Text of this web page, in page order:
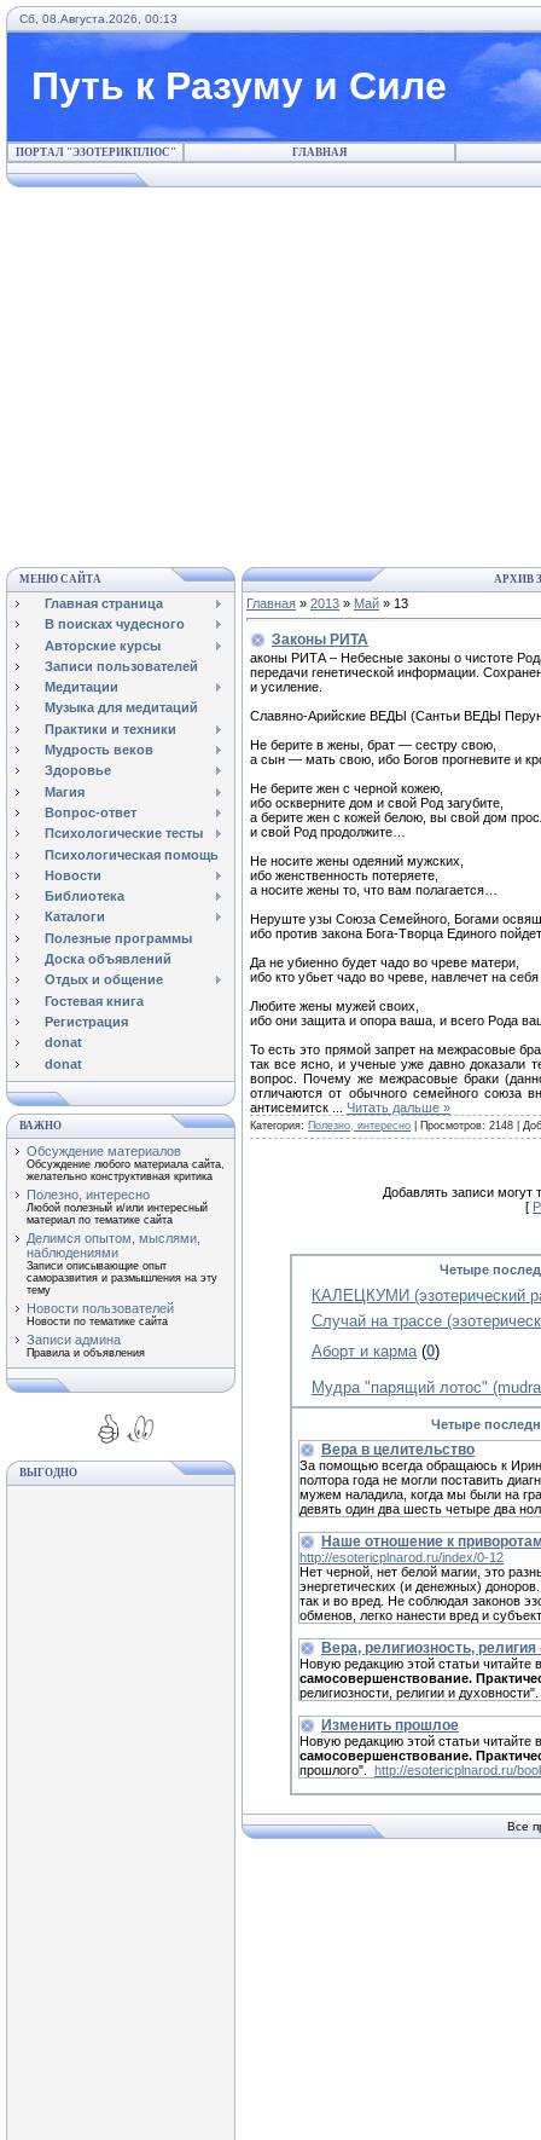
Сб, 08.Августа.2026, 00:13
Путь к Разуму и Силе
ПОРТАЛ "ЭЗОТЕРИКПЛЮС" ГЛАВНАЯ
МЕНЮ САЙТА
Главная страница
В поисках чудесного
Авторские курсы
Записи пользователей
Медитации
Музыка для медитаций
Практики и техники
Мудрость веков
Здоровье
Магия
Вопрос-ответ
Психологические тесты
Психологическая помощь
Новости
Библиотека
Каталоги
Полезные программы
Доска объявлений
Отдых и общение
Гостевая книга
Регистрация
donat
donat
ВАЖНО
Обсуждение материалов
Обсуждение любого материала сайта,
желательно конструктивная критика
Полезно, интересно
Любой полезный и/или интересный
материал по тематике сайта
Делимся опытом, мыслями,
наблюдениями
Записи описывающие опыт
саморазвития и размышления на эту
тему
Новости пользователей
Новости по тематике сайта
Записи админа
Правила и объявления
ВЫГОДНО
АРХИВ
Главная » 2013 » Май » 13
Законы РИТА
аконы РИТА – Небесные законы о чистоте
передачи генетической информации.
и усиление.
Славяно-Арийские ВЕДЫ (Сантьи ВЕДЫ
Не берите в жены, брат — сестру свою,
а сын — мать свою, ибо Богов прогневите и
Не берите жен с черной кожею,
ибо оскверните дом и свой Род загубите,
а берите жен с кожей белою, вы свой дом
и свой Род продолжите…
Не носите жены одеяний мужских,
ибо женственность потеряете,
а носите жены то, что вам полагается…
Неруште узы Союза Семейного, Богами
ибо против закона Бога-Творца Единого
Да не убиенно будет чадо во чреве матери,
ибо кто убьет чадо во чреве, навлечет на
Любите жены мужей своих,
ибо они защита и опора ваша, и всего Рода
То есть это прямой запрет на межрасовые
так все ясно, и ученые уже давно доказали
вопрос. Почему же межрасовые браки
отличаются от обычного семейного союза
антисемитск
Читать дальше »
Категория: Полезно, интересно | Просмотров: 2148 |
Добавлять записи могут
[
Четыре
КАЛЕЦКУМИ (эзотерический
Случай на трассе
Аборт и карма (0)
Мудра "парящий лотос"
Четыре
Вера в целительство
За помощью всегда обращаюсь к
полтора года не могли поставить
мужем наладила, когда мы были на
девять один два шесть четыре два
Наше отношение к
http://esotericplnarod.ru/index/0-12
Нет черной, нет белой магии, это
энергетических (и денежных)
так и во вред. Не соблюдая законов
обменов, легко нанести вред и
Вера, религиозность,
Новую редакцию этой статьи читайте
самосовершенствование.
религиозности, религии и
Изменить прошлое
Новую редакцию этой статьи читайте
самосовершенствование.
прошлого". http://esotericplnarod.ru/
Все